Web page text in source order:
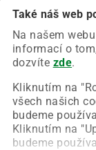
Také náš web
Na našem
informací o
dozvíte zde.
Kliknutím na
všech našich
budeme
Kliknutím na
budeme
Chyba
Zkuste